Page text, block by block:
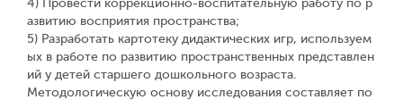
4) Провести коррекционно-воспитательную работу по р
азвитию восприятия пространства;
5) Разработать картотеку дидактических игр, используем
ых в работе по развитию пространственных представлен
ий у детей старшего дошкольного возраста.
Методологическую основу исследования составляет по